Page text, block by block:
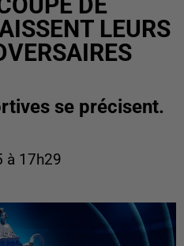
LEURS
se précisent.
à 17h29